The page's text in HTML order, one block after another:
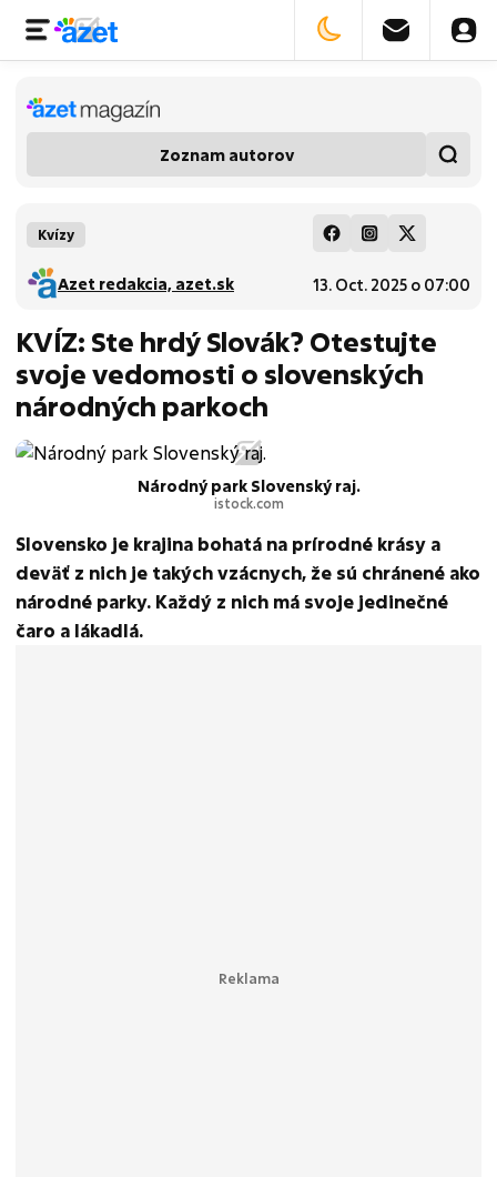
Zoznam autorov
Kvízy
13. Oct. 2025 o 07:00
Azet redakcia, azet.sk
KVÍZ: Ste hrdý Slovák? Otestujte
svoje vedomosti o slovenských
národných parkoch
Národný park Slovenský raj.
istock.com
Slovensko je krajina bohatá na prírodné krásy a
deväť z nich je takých vzácnych, že sú chránené ako
národné parky. Každý z nich má svoje jedinečné
čaro a lákadlá.